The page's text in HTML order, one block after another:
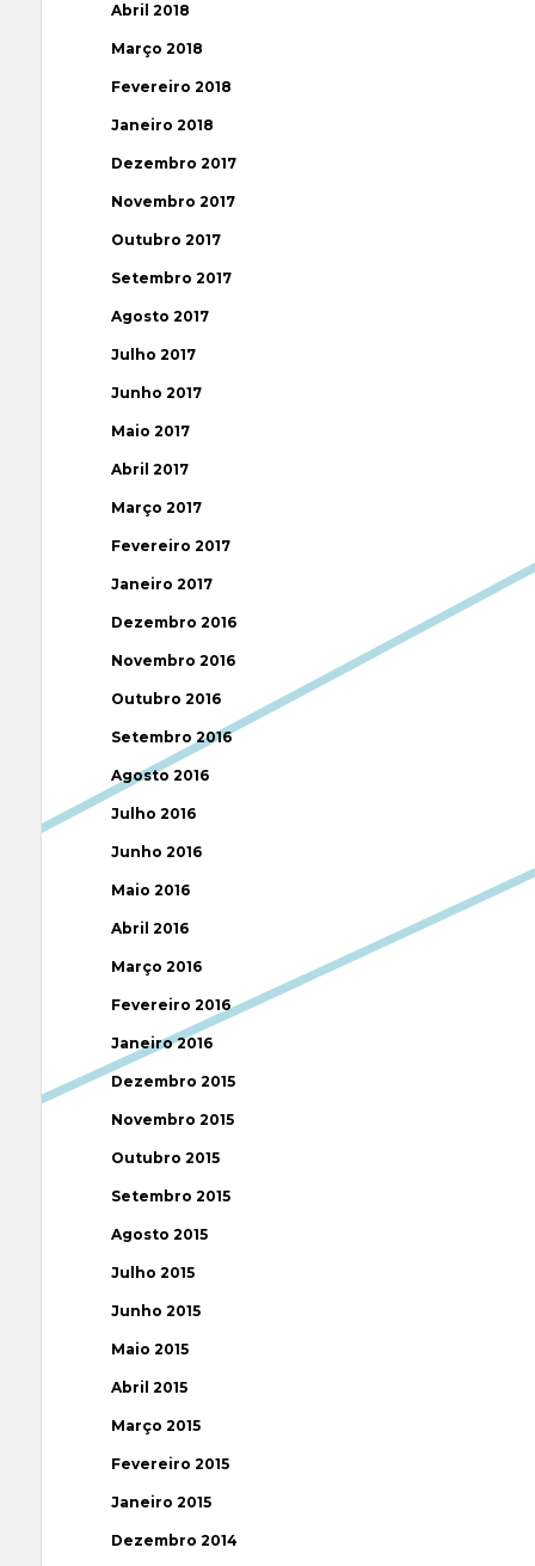
Abril 2018
Março 2018
Fevereiro 2018
Janeiro 2018
Dezembro 2017
Novembro 2017
Outubro 2017
Setembro 2017
Agosto 2017
Julho 2017
Junho 2017
Maio 2017
Abril 2017
Março 2017
Fevereiro 2017
Janeiro 2017
Dezembro 2016
Novembro 2016
Outubro 2016
Setembro 2016
Agosto 2016
Julho 2016
Junho 2016
Maio 2016
Abril 2016
Março 2016
Fevereiro 2016
Janeiro 2016
Dezembro 2015
Novembro 2015
Outubro 2015
Setembro 2015
Agosto 2015
Julho 2015
Junho 2015
Maio 2015
Abril 2015
Março 2015
Fevereiro 2015
Janeiro 2015
Dezembro 2014